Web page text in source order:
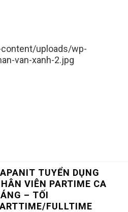
uploads/wp-
van-xanh-2.jpg
TUYỂN DỤNG
VIÊN PARTIME CA
– TỐI
FULLTIME